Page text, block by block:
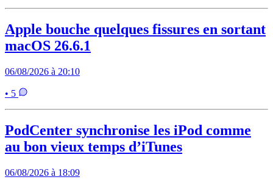
Apple bouche quelques fissures en sortant
macOS 26.6.1
06/08/2026 à 20:10
• 5
PodCenter synchronise les iPod comme
au bon vieux temps d’iTunes
06/08/2026 à 18:09